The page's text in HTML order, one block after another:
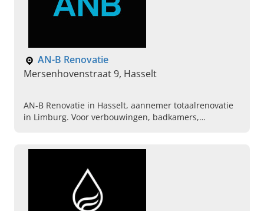
AN-B Renovatie
Mersenhovenstraat 9, Hasselt
AN-B Renovatie in Hasselt, aannemer totaalrenovatie
in Limburg. Voor verbouwingen, badkamers,